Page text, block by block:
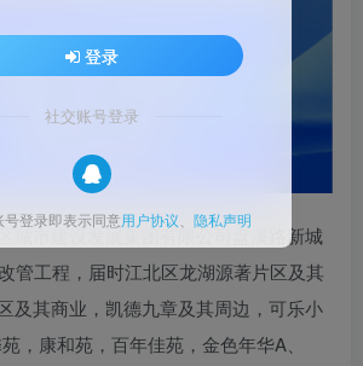
城市建设发展集团有限公司盘溪路新城
管工程，届时江北区龙湖源著片区及其
及其商业，凯德九章及其周边，可乐小
，康和苑，百年佳苑，金色年华A、
登录
社交账号登录
号登录即表示同意用户协议 隐私声明